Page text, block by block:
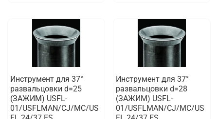
Инструмент для 37°
развальцовки d=25
(ЗАЖИМ) USFL-
01/USFLMAN/CJ/MC/US
Инструмент для 37°
развальцовки d=28
(ЗАЖИМ) USFL-
01/USFLMAN/CJ/MC/US